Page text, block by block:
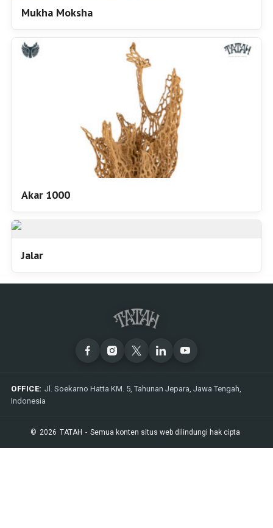
Mukha Moksha
Akar 1000
Jalar
OFFICE: Jl. Soekarno Hatta KM. 5, Tahunan Jepara, Jawa Tengah,
Indonesia
© 2026 TATAH - Semua konten situs web dilindungi hak cipta